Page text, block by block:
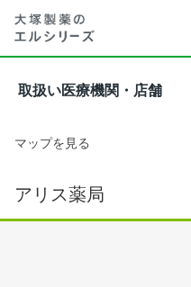
取扱い医療機関・店舗
マップを見る
アリス薬局